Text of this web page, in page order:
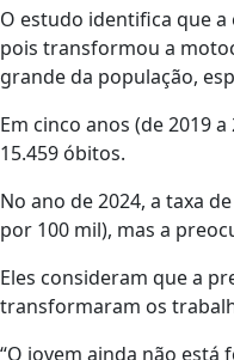
O estudo identifica que
pois transformou a
grande da população,
Em cinco anos (de 2019
15.459 óbitos.
No ano de 2024, a taxa
por 100 mil), mas a
Eles consideram que a
transformaram os
“O jovem ainda não está